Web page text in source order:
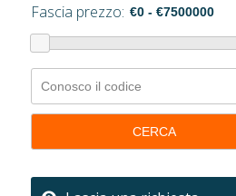
Fascia prezzo:
CERCA